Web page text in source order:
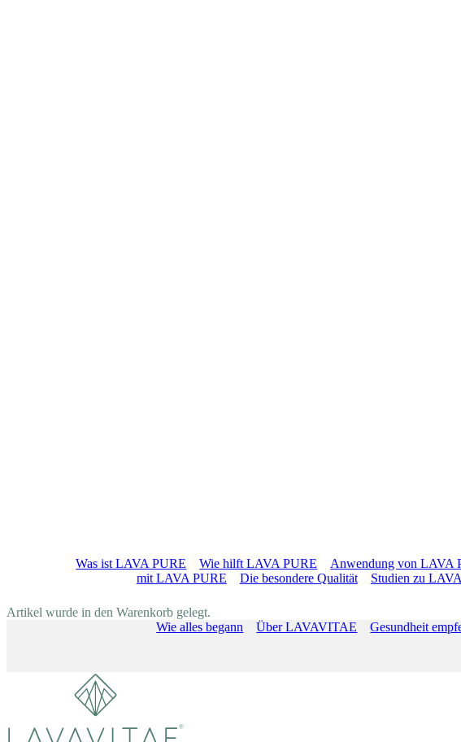
Was ist LAVA PURE Wie hilft LAVA PURE Anwendung von LAVA
mit LAVA PURE
Die besondere Qualität Studien zu
Wie alles begann Über LAVAVITAE Gesundheit
Artikel wurde in den Warenkorb gelegt.